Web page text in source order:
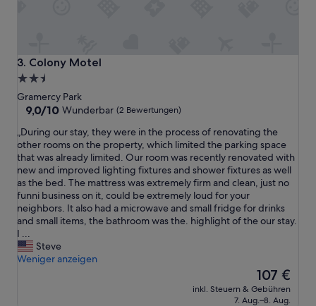
3. Colony Motel
Colony Motel
2.5-
Sterne-
Unterkunft
Gramercy Park
9.0
10,
Wunderbar,
(2
Bewertungen)
9,0/10 Wunderbar (2 Bewertungen)
„
D
u
r
i
n
g
o
u
r
s
„During our stay, they were in the process of renovating the
other rooms on the property, which limited the parking space
that was already limited. Our room was recently renovated with
new and improved lighting fixtures and shower fixtures as well
as the bed. The mattress was extremely firm and clean, just no
funni business on it, could be extremely loud for your
neighbors. It also had a microwave and small fridge for drinks
and small items, the bathroom was the. highlight of the our stay.
I ...
Steve
Weniger anzeigen
Der
Preis
beträgt
107 €
inkl. Steuern & Gebühren
7. Aug.–8. Aug.